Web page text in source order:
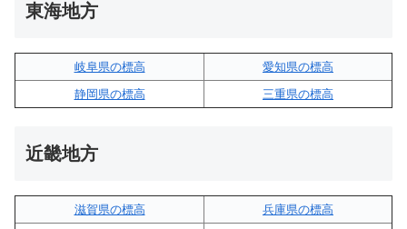
東海地方
岐阜県の標高
愛知県の標高
静岡県の標高
三重県の標高
近畿地方
滋賀県の標高
兵庫県の標高